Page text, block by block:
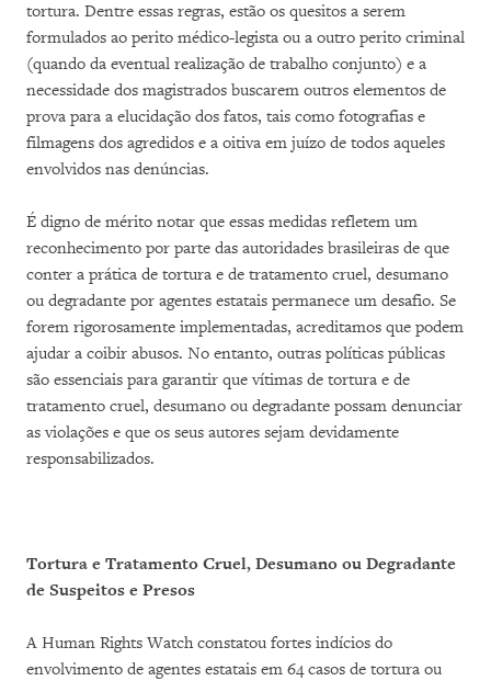
tortura. Dentre essas regras, estão os quesitos a serem
formulados ao perito médico-legista ou a outro perito criminal
(quando da eventual realização de trabalho conjunto) e a
necessidade dos magistrados buscarem outros elementos de
prova para a elucidação dos fatos, tais como fotografias e
filmagens dos agredidos e a oitiva em juízo de todos aqueles
envolvidos nas denúncias.
É digno de mérito notar que essas medidas refletem um
reconhecimento por parte das autoridades brasileiras de que
conter a prática de tortura e de tratamento cruel, desumano
ou degradante por agentes estatais permanece um desafio. Se
forem rigorosamente implementadas, acreditamos que podem
ajudar a coibir abusos. No entanto, outras políticas públicas
são essenciais para garantir que vítimas de tortura e de
tratamento cruel, desumano ou degradante possam denunciar
as violações e que os seus autores sejam devidamente
responsabilizados.
Tortura e Tratamento Cruel, Desumano ou Degradante
de Suspeitos e Presos
A Human Rights Watch constatou fortes indícios do
envolvimento de agentes estatais em 64 casos de tortura ou